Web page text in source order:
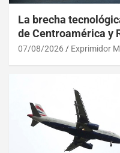
La brecha
de Centroamérica y
07/08/2026 Exprimidor